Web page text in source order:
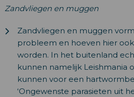
Zandvliegen en muggen
Zandvliegen en muggen
probleem en hoeven hier
worden. In het buitenland
kunnen namelijk Leishmania
kunnen voor een
‘Ongewenste parasieten uit